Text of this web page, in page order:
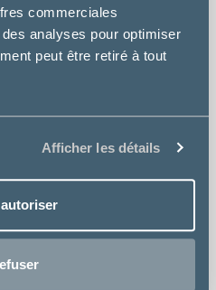
commerciales
analyses pour optimiser
peut être retiré à tout
Afficher les détails
GRATUITE
vétérinaire
produits
SÉCURISÉ
sécurisé SSL
VÉTÉRINAIRE
médicalisées